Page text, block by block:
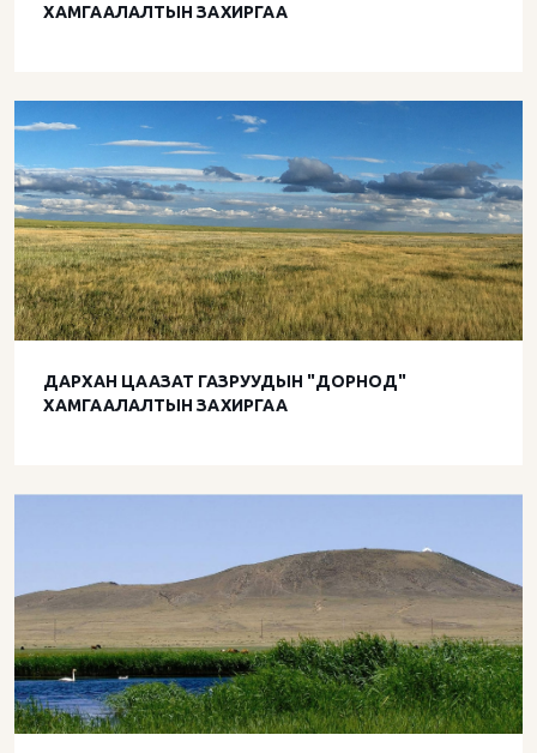
ХАМГААЛАЛТЫН ЗАХИРГАА
ДАРХАН ЦААЗАТ ГАЗРУУДЫН "ДОРНОД"
ХАМГААЛАЛТЫН ЗАХИРГАА